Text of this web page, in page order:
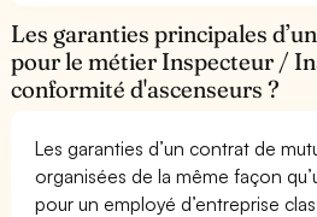
Les garanties principales
pour le métier Inspecteur /
conformité d'ascenseurs ?
Les garanties d’un contrat de
organisées de la même façon
pour un employé d’entreprise